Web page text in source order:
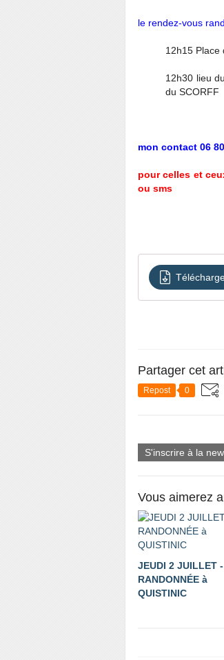
le rendez-vous
12h15 Place
12h30 lieu
du SCORFF
mon contact 06
pour celles et
ou sms
Partager cet
Repost 0
S'inscrire à la
Vous aimerez
JEUDI 2 JUILLET -
RANDONNÉE à
QUISTINIC